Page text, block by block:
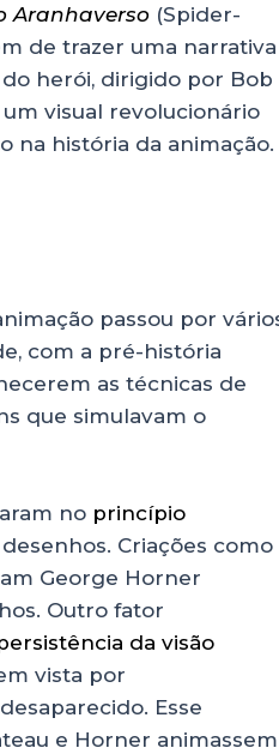
Aranhaverso (Spider-
de trazer uma narrativa
herói, dirigido por Bob
visual revolucionário
na história da animação.
passou por
com a pré-história
as técnicas de
que simulavam o
no princípio
Criações como
George Horner
Outro fator
da visão
vista por
Esse
e Horner animassem